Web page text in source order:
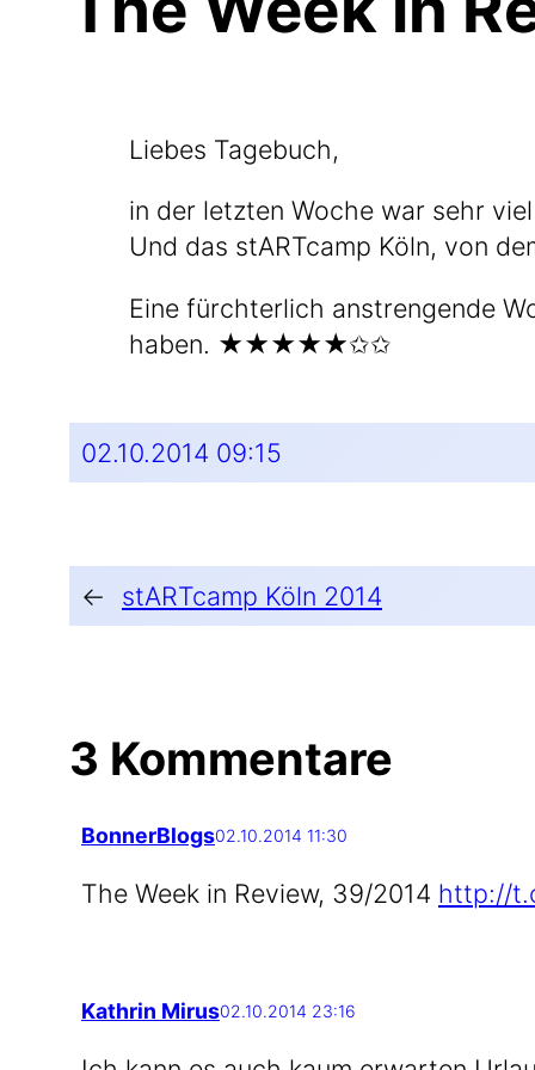
Lie­bes Tagebuch,
in der letz­ten Woche war sehr
Und das stART­camp Köln, von
Eine fürch­ter­lich anstren­gen­de
haben. ★★★★★✩✩
02.10.2014 09:15
← stARTcamp Köln 2014
3 Kommentare
BonnerBlogs02.10.2014 11:30
The Week in Review, 39/2014 http://
Kathrin Mirus02.10.2014 23:16